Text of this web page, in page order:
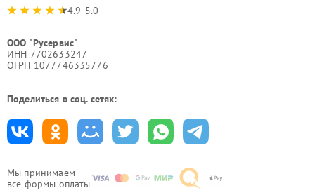
Мы принимаем
все формы оплаты
4.9-5.0
ООО "Русервис"
ИНН 7702633247
ОГРН 1077746335776
Поделиться в соц. сетях: